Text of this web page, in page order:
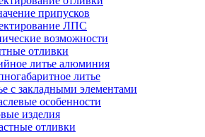
припусков
ЛПС
возможности
отливки
литье алюминия
литье
с закладными элементами
особенности
изделия
отливки